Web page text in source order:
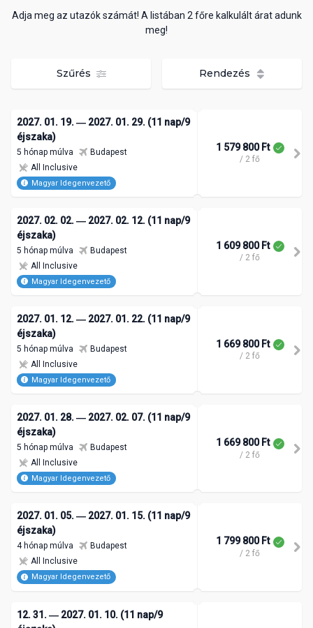
Adja meg az utazók számát! A listában 2 főre kalkulált árat adunk
meg!
Szűrés Rendezés
2027. 01. 19. ― 2027. 01. 29. (11 nap/9
éjszaka)
5 hónap múlva
Budapest
All Inclusive
Magyar Idegenvezető
1 579 800 Ft
/ 2 fő
2027. 02. 02. ― 2027. 02. 12. (11 nap/9
éjszaka)
5 hónap múlva
Budapest
All Inclusive
Magyar Idegenvezető
1 609 800 Ft
/ 2 fő
2027. 01. 12. ― 2027. 01. 22. (11 nap/9
éjszaka)
5 hónap múlva
Budapest
All Inclusive
Magyar Idegenvezető
1 669 800 Ft
/ 2 fő
2027. 01. 28. ― 2027. 02. 07. (11 nap/9
éjszaka)
5 hónap múlva
Budapest
All Inclusive
Magyar Idegenvezető
1 669 800 Ft
/ 2 fő
2027. 01. 05. ― 2027. 01. 15. (11 nap/9
éjszaka)
4 hónap múlva
Budapest
All Inclusive
Magyar Idegenvezető
1 799 800 Ft
/ 2 fő
12. 31. ― 2027. 01. 10. (11 nap/9